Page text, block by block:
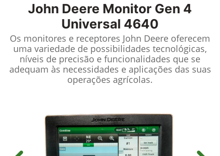
John Deere Monitor Gen 4
Universal 4640
Os monitores e receptores John Deere oferecem
uma variedade de possibilidades tecnológicas,
níveis de precisão e funcionalidades que se
adequam às necessidades e aplicações das suas
operações agrícolas.